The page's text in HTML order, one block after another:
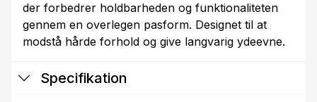
der forbedrer holdbarheden og funktionaliteten
gennem en overlegen pasform. Designet til at
modstå hårde forhold og give langvarig ydeevne.
Specifikation